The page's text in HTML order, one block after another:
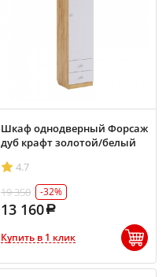
Шкаф однодверный Форсаж
дуб крафт золотой/белый
4.7
19 350
-32%
13 160
Купить в 1 клик